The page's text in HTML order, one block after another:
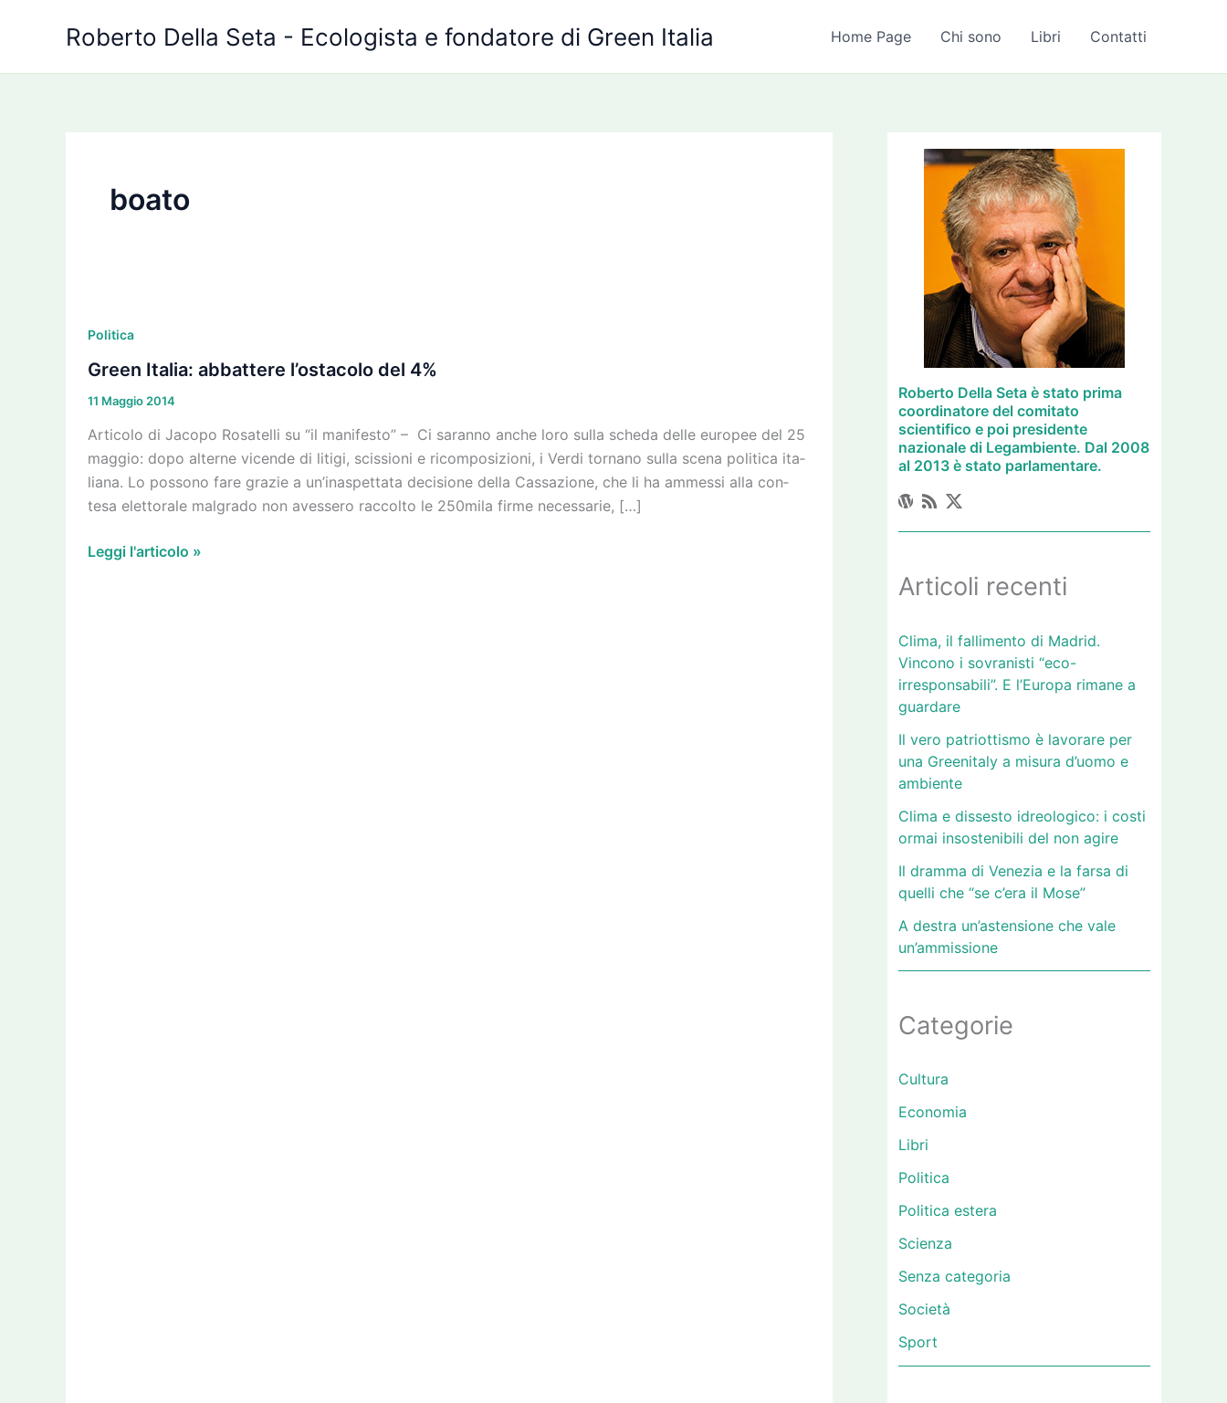
Roberto Della Seta - Ecologista e fondatore di Green Italia Home Page Chi sono Libri Contatti
boato
Politica
Green Italia: abbattere l’ostacolo del 4%
11 Maggio 2014
Articolo di Jacopo Rosatelli su “il manifesto” – Ci saranno anche loro sulla scheda delle euro­pee del 25
mag­gio: dopo alterne vicende di litigi, scis­sioni e ricom­po­si­zioni, i Verdi tor­nano sulla scena poli­tica ita­
liana. Lo pos­sono fare gra­zie a un’inaspettata deci­sione della Cas­sa­zione, che li ha ammessi alla con­
tesa elet­to­rale mal­grado non aves­sero rac­colto le 250mila firme neces­sa­rie, […]
Italia:
abbattere
l’ostacolo
del
4%
Leggi l'articolo »
Roberto Della Seta è stato prima
coordinatore del comitato
scientifico e poi presidente
nazionale di Legambiente. Dal 2008
al 2013 è stato parlamentare.
Articoli recenti
Clima, il fallimento di Madrid.
Vincono i sovranisti “eco-
irresponsabili”. E l’Europa rimane a
guardare
Il vero patriottismo è lavorare per
una Greenitaly a misura d’uomo e
ambiente
Clima e dissesto idreologico: i costi
ormai insostenibili del non agire
Il dramma di Venezia e la farsa di
quelli che “se c’era il Mose”
A destra un’astensione che vale
un’ammissione
Categorie
Cultura
Economia
Libri
Politica
Politica estera
Scienza
Senza categoria
Società
Sport
c